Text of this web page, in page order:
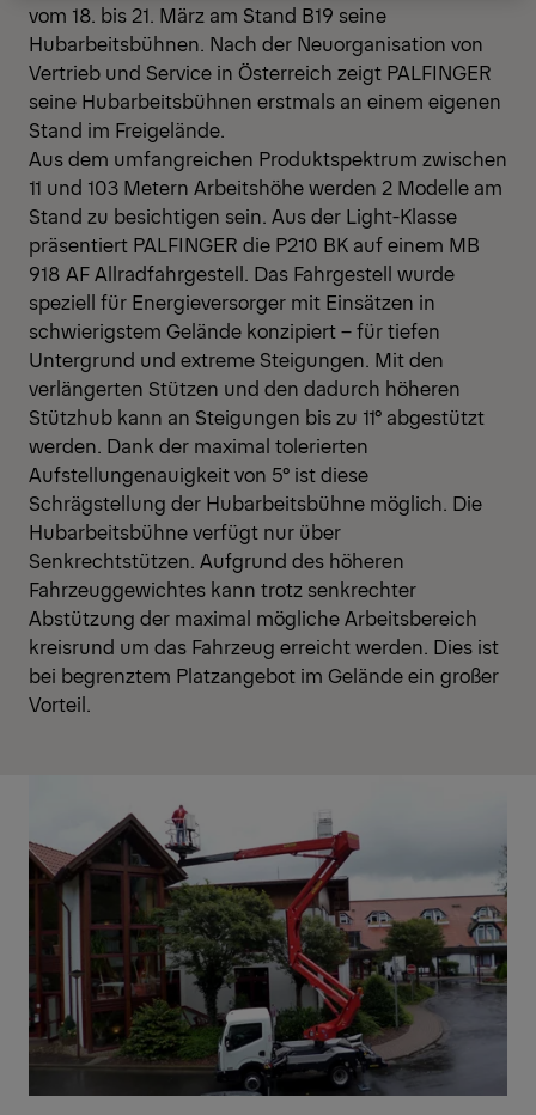
vom 18. bis 21. März am Stand B19 seine
Hubarbeitsbühnen. Nach der Neuorganisation von
Vertrieb und Service in Österreich zeigt PALFINGER
seine Hubarbeitsbühnen erstmals an einem eigenen
Stand im Freigelände.
Aus dem umfangreichen Produktspektrum zwischen
11 und 103 Metern Arbeitshöhe werden 2 Modelle am
Stand zu besichtigen sein. Aus der Light-Klasse
präsentiert PALFINGER die P210 BK auf einem MB
918 AF Allradfahrgestell. Das Fahrgestell wurde
speziell für Energieversorger mit Einsätzen in
schwierigstem Gelände konzipiert – für tiefen
Untergrund und extreme Steigungen. Mit den
verlängerten Stützen und den dadurch höheren
Stützhub kann an Steigungen bis zu 11° abgestützt
werden. Dank der maximal tolerierten
Aufstellungenauigkeit von 5° ist diese
Schrägstellung der Hubarbeitsbühne möglich. Die
Hubarbeitsbühne verfügt nur über
Senkrechtstützen. Aufgrund des höheren
Fahrzeuggewichtes kann trotz senkrechter
Abstützung der maximal mögliche Arbeitsbereich
kreisrund um das Fahrzeug erreicht werden. Dies ist
bei begrenztem Platzangebot im Gelände ein großer
Vorteil.